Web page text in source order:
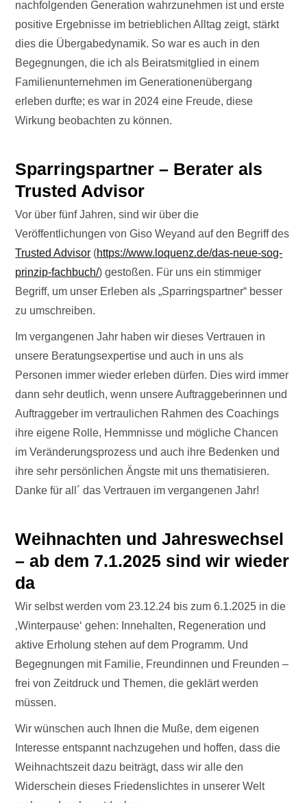
nachfolgenden Generation wahrzunehmen ist und erste
positive Ergebnisse im betrieblichen Alltag zeigt, stärkt
dies die Übergabedynamik. So war es auch in den
Begegnungen, die ich als Beiratsmitglied in einem
Familienunternehmen im Generationenübergang
erleben durfte; es war in 2024 eine Freude, diese
Wirkung beobachten zu können.
Sparringspartner – Berater als
Trusted Advisor
Vor über fünf Jahren, sind wir über die
Veröffentlichungen von Giso Weyand auf den Begriff des
Trusted Advisor (https://www.loquenz.de/das-neue-sog-
prinzip-fachbuch/) gestoßen. Für uns ein stimmiger
Begriff, um unser Erleben als „Sparringspartner“ besser
zu umschreiben.
Im vergangenen Jahr haben wir dieses Vertrauen in
unsere Beratungsexpertise und auch in uns als
Personen immer wieder erleben dürfen. Dies wird immer
dann sehr deutlich, wenn unsere Auftraggeberinnen und
Auftraggeber im vertraulichen Rahmen des Coachings
ihre eigene Rolle, Hemmnisse und mögliche Chancen
im Veränderungsprozess und auch ihre Bedenken und
ihre sehr persönlichen Ängste mit uns thematisieren.
Danke für all´ das Vertrauen im vergangenen Jahr!
Weihnachten und Jahreswechsel
– ab dem 7.1.2025 sind wir wieder
da
Wir selbst werden vom 23.12.24 bis zum 6.1.2025 in die
‚Winterpause‘ gehen: Innehalten, Regeneration und
aktive Erholung stehen auf dem Programm. Und
Begegnungen mit Familie, Freundinnen und Freunden –
frei von Zeitdruck und Themen, die geklärt werden
müssen.
Wir wünschen auch Ihnen die Muße, dem eigenen
Interesse entspannt nachzugehen und hoffen, dass die
Weihnachtszeit dazu beiträgt, dass wir alle den
Widerschein dieses Friedenslichtes in unserer Welt